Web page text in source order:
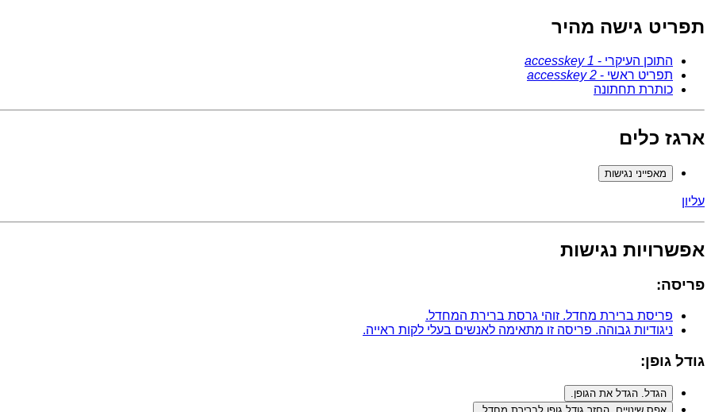
תפריט גישה מהיר
התוכן העיקרי - accesskey 1
תפריט ראשי - accesskey 2
כותרת תחתונה
ארגז כלים
מאפייני נגישות
עליון
אפשרויות נגישות
פריסה:
פריסת ברירת מחדל. זוהי גרסת ברירת המחדל.
ניגודיות גבוהה. פריסה זו מתאימה לאנשים בעלי לקות ראייה.
גודל גופן:
הגדל . הגדל את הגופן.